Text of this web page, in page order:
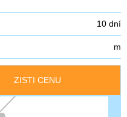
10 dní
m
ZISTI CENU